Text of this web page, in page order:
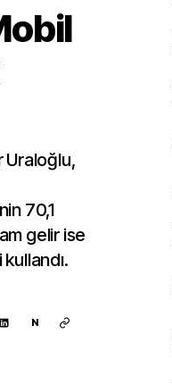
Uraloğlu,
70,1
gelir ise
N